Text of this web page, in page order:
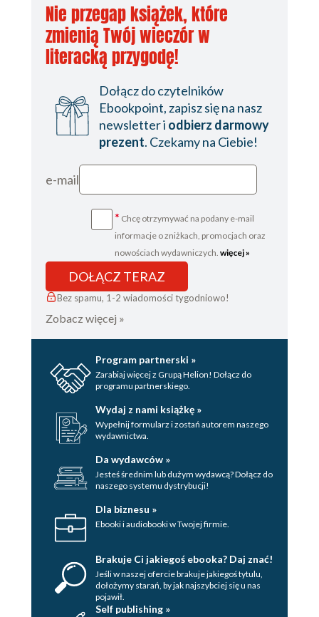
Nie przegap książek, które
zmienią Twój wieczór w
literacką przygodę!
Dołącz do czytelników
Ebookpoint, zapisz się na nasz
newsletter i odbierz darmowy
prezent. Czekamy na Ciebie!
e-mail
* Chcę otrzymywać na podany e-mail
informacje o zniżkach, promocjach oraz
nowościach wydawniczych. więcej »
DOŁĄCZ TERAZ
Bez spamu, 1-2 wiadomości tygodniowo!
Zobacz więcej »
Program partnerski »
Zarabiaj więcej z Grupą Helion! Dołącz do
programu partnerskiego.
Wydaj z nami książkę »
Wypełnij formularz i zostań autorem naszego
wydawnictwa.
Da wydawców »
Jesteś średnim lub dużym wydawcą? Dołącz do
naszego systemu dystrybucji!
Dla biznesu »
Ebooki i audiobooki w Twojej firmie.
Brakuje Ci jakiegoś ebooka? Daj znać!
Jeśli w naszej ofercie brakuje jakiegoś tytulu,
dołożymy starań, by jak najszybciej się u nas
pojawił.
Self publishing »